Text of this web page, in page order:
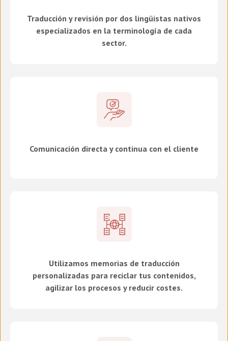
Traducción y revisión por dos lingüistas nativos
especializados en la terminología de cada
sector.
Comunicación directa y continua con el cliente
Utilizamos memorias de traducción
personalizadas para reciclar tus contenidos,
agilizar los procesos y reducir costes.